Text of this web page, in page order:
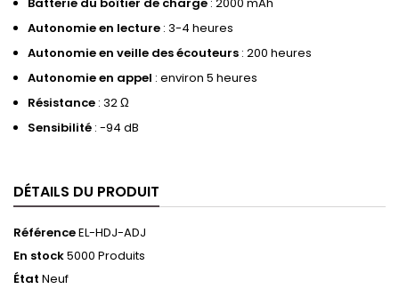
Autonomie en lecture : 3-4 heures
Autonomie en veille des écouteurs : 200 heures
Autonomie en appel : environ 5 heures
Résistance : 32Ω
Sensibilité : -94 dB
DÉTAILS DU PRODUIT
RéférenceEL-HDJ-ADJ
En stock5000 Produits
État Neuf